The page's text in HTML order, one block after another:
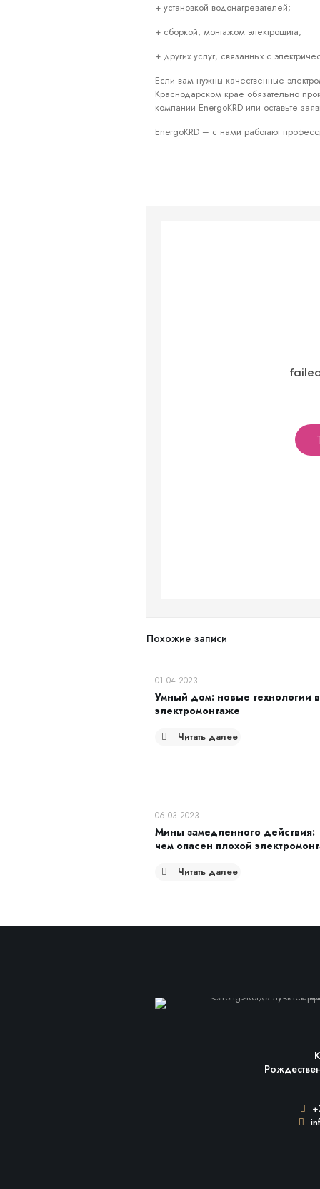
+ установкой водонагревателей;
+ сборкой, монтажом электрощита;
+ других услуг, связанных с
Если вам нужны качественные
Краснодарском крае обязательно
компании EnergoKRD или оставьте
EnergoKRD – с нами работают
Похожие записи
01.04.2023
Умный дом: новые технологии в
электромонтаже
Читать далее
06.03.2023
Мины замедленного действия:
чем опасен плохой
Читать далее